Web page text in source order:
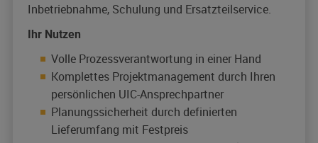
Inbetriebnahme, Schulung und Ersatzteilservice.
Ihr Nutzen
Volle Prozessverantwortung in einer Hand
Komplettes Projektmanagement durch Ihren
persönlichen UIC-Ansprechpartner
Planungssicherheit durch definierten
Lieferumfang mit Festpreis